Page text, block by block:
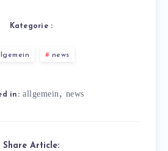
Kategorie :
news
in: allgemein , news
Share Article: